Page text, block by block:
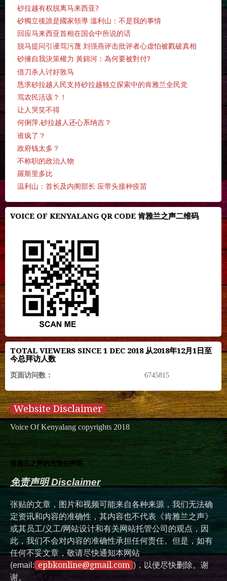
砂拉越有权脱离马来西亚?
砂獨立後誰是國家領導 溫利山：不是我的事情
回应马来西亚首相在国会中所说的话
脱马提问引谩骂污蔑 刘强燕评击批评者心虚怕被戮破真相
砂擁自我決策權力 黃錦河：為何要被對付?
借刀杀人讨好敦马
恳求砂拉越人民支持砂拉越独立探索中的肯雅兰全民党
骂农民活该？！
让人哭笑不得
何俐萍.砂拉越人还心系纳吉？
谁疯了？
政府钱太多？
不称职的政治人物
羅斯里多比
温利山：首长及内阁部长 应带头接种疫苗
VOICE OF KENYALANG QR CODE 肯雅兰之声二维码
TOTAL VIEWERS SINCE 1 DEC 2018 从2018年12月1日至
今总拜访人数
页面访问数： 6745815
Website Disclaimer
Voice Of Kenyalang copyrights 2018
肯雅兰之声的无责任声明
免责声明 Disclaimer
张贴的文章，图片和视频可能来自各种来源，我们无法确
定资讯和内容的准确性，其内容也不代表《肯雅兰之声》
或其员工/义工/网站设计和有关网站托管公司的观点，因
此，我们不会对内容的准确性承担任何责任。但是，如有
任何不妥文章，敬请尽快通知本网站
(email: epbkonline@gmail.com )，以便尽快删除。谢
谢。